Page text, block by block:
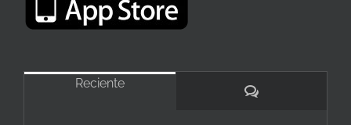
Reciente
Comentarios